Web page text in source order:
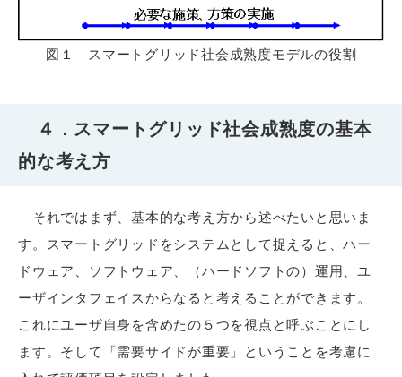
図１ スマートグリッド社会成熟度モデルの役割
４．スマートグリッド社会成熟度の基本
的な考え方
それではまず、基本的な考え方から述べたいと思いま
す。スマートグリッドをシステムとして捉えると、ハー
ドウェア、ソフトウェア、（ハードソフトの）運用、ユ
ーザインタフェイスからなると考えることができます。
これにユーザ自身を含めたの５つを視点と呼ぶことにし
ます。そして「需要サイドが重要」ということを考慮に